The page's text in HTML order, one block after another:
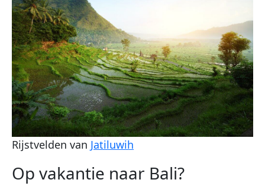
Rijstvelden van Jatiluwih
Op vakantie naar Bali?